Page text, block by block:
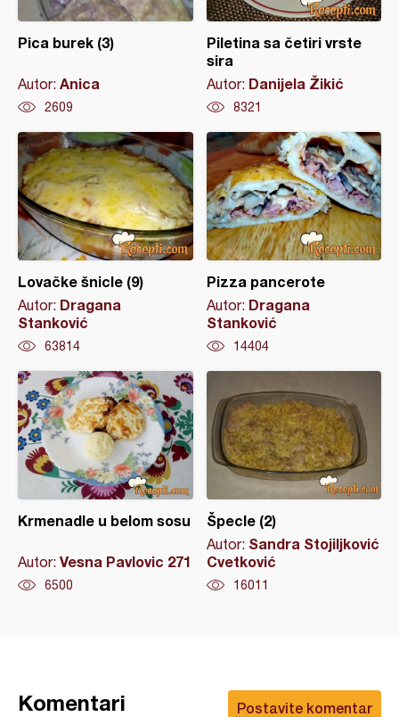
Pica burek (3)
Autor: Anica
2609
Piletina sa četiri vrste
sira
Autor: Danijela Žikić
8321
Lovačke šnicle (9)
Autor: Dragana
Stanković
63814
Pizza pancerote
Autor: Dragana
Stanković
14404
Krmenadle u belom sosu
Autor: Vesna Pavlovic 271
6500
Špecle (2)
Autor: Sandra Stojiljković
Cvetković
16011
Postavite komentar
Komentari